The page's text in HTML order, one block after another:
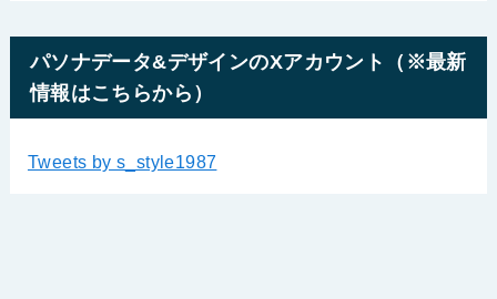
パソナデータ&デザインのXアカウント（※最新
情報はこちらから）
Tweets by s_style1987